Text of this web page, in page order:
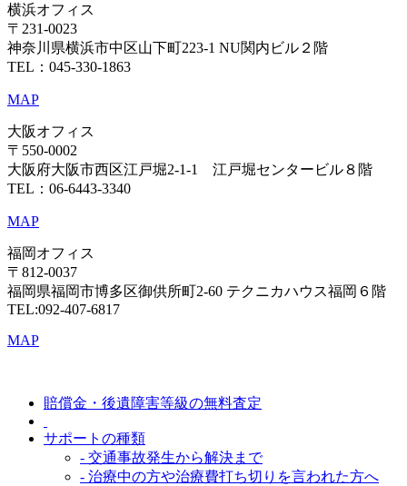
横浜オフィス
〒231-0023
神奈川県横浜市中区山下町223-1 NU関内ビル２階
TEL：045-330-1863
MAP
大阪オフィス
〒550-0002
大阪府大阪市西区江戸堀2-1-1 江戸堀センタービル８階
TEL：06-6443-3340
MAP
福岡オフィス
〒812-0037
福岡県福岡市博多区御供所町2-60 テクニカハウス福岡６階
TEL:092-407-6817
MAP
賠償金・後遺障害等級の無料査定
サポートの種類
- 交通事故発生から解決まで
- 治療中の方や治療費打ち切りを言われた方へ